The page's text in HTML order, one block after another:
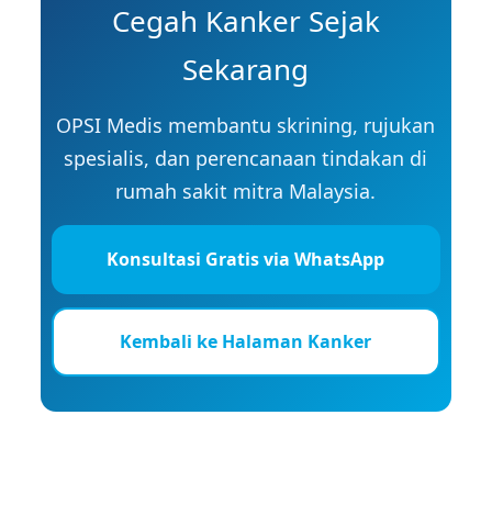
Cegah Kanker Sejak
Sekarang
OPSI Medis membantu skrining, rujukan
spesialis, dan perencanaan tindakan di
rumah sakit mitra Malaysia.
Konsultasi Gratis via WhatsApp
Kembali ke Halaman Kanker